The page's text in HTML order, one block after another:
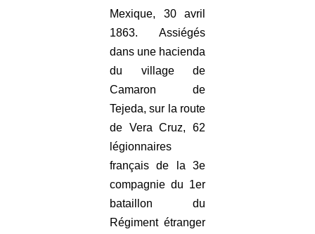
Mexique, 30 avril
1863. Assiégés
dans une hacienda
du village de
Camaron de
Tejeda, sur la route
de Vera Cruz, 62
légionnaires
français de la 3e
compagnie du 1er
bataillon du
Régiment étranger